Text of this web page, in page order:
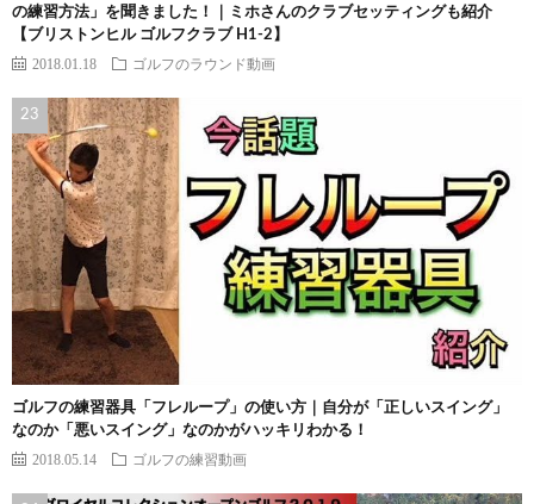
の練習方法」を聞きました！｜ミホさんのクラブセッティングも紹介
【ブリストンヒル ゴルフクラブ H1-2】
2018.01.18 ゴルフのラウンド動画
ゴルフの練習器具「フレループ」の使い方｜自分が「正しいスイング」
なのか「悪いスイング」なのかがハッキリわかる！
2018.05.14 ゴルフの練習動画